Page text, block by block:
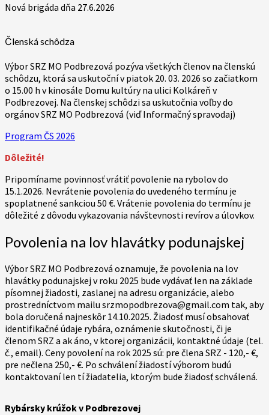
Nová brigáda dňa 27.6.2026
Členská schôdza
Výbor SRZ MO Podbrezová pozýva všetkých členov na členskú
schôdzu, ktorá sa uskutoční v piatok 20. 03. 2026 so začiatkom
o 15.00 h v kinosále Domu kultúry na ulici Kolkáreň v
Podbrezovej. Na členskej schôdzi sa uskutočnia voľby do
orgánov SRZ MO Podbrezová (viď Informačný spravodaj)
Program ČS 2026
Dôležité!
Pripomíname povinnosť vrátiť povolenie na rybolov do
15.1.2026. Nevrátenie povolenia do uvedeného termínu je
spoplatnené sankciou 50 €. Vrátenie povolenia do termínu je
dôležité z dôvodu vykazovania návštevnosti revírov a úlovkov.
Povolenia na lov hlavátky podunajskej
Výbor SRZ MO Podbrezová oznamuje, že povolenia na lov
hlavátky podunajskej v roku 2025 bude vydávať len na základe
písomnej žiadosti, zaslanej na adresu organizácie, alebo
prostredníctvom mailu srzmopodbrezova@gmail.com tak, aby
bola doručená najneskôr 14.10.2025. Žiadosť musí obsahovať
identifikačné údaje rybára, oznámenie skutočnosti, či je
členom SRZ a ak áno, v ktorej organizácii, kontaktné údaje (tel.
č., email). Ceny povolení na rok 2025 sú: pre člena SRZ - 120,- €,
pre nečlena 250,- €. Po schválení žiadostí výborom budú
kontaktovaní len tí žiadatelia, ktorým bude žiadosť schválená.
Rybársky krúžok v Podbrezovej